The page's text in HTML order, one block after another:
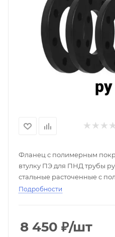
Фланец с полимерным
втулку ПЭ для ПНД трубы
стальные расточенные с
под полиэтиленовый бурт.
диапазоне давлений от
склад фланцев для ПНД
Подробности
8 450 ₽/шт